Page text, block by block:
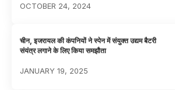
OCTOBER 24, 2024
चीन, इजरायल की कंपनियों ने स्पेन में संयुक्त उद्यम बैटरी
संयंत्र लगाने के लिए किया समझौता
JANUARY 19, 2025